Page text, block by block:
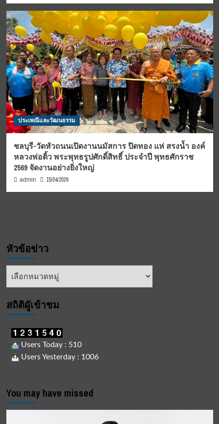
ประเพณีและวัฒนธรรม
ชลบุรี-วัดหัวถนนเปิดงานนมัสการ ปิดทอง แห่ สรงน้ำ องค์
หลวงพ่อติ้ว พระพุทธรูปศักดิ์สิทธิ์ ประจำปี พุทธศักราช
2569 จัดงานอย่างยิ่งใหญ่
admin 15/04/2026
หัวข้อข่าว
หัวข้อ
สถิติผูัเข้าชม
Users Today : 510
Users Yesterday : 1006
You may have missed